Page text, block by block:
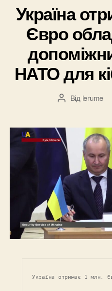
Україна
Євро
НАТО для
Автор
Від lerume
Україна отримає 1 млн.